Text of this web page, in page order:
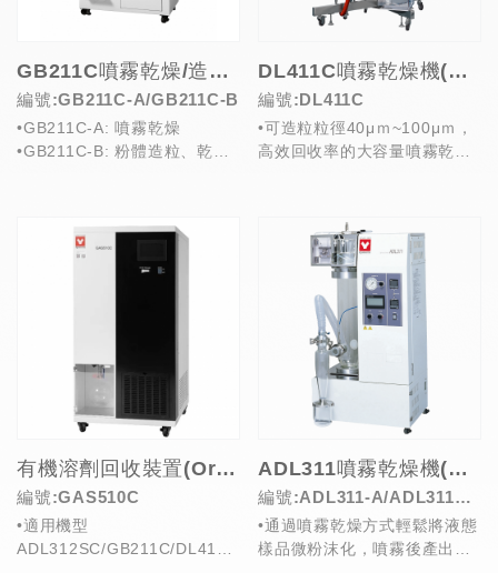
GB211C噴霧乾燥/造粒機(Spray Dryer & Powder Granulating)
編號:GB211C-A/GB211C-B
•GB211C-A: 噴霧乾燥
•GB211C-B: 粉體造粒、乾
DL411C噴霧乾燥機(Spray Dryer)
編號:DL411C
•可造粒粒徑40μｍ~100μｍ，
高效回收率的大容量噴霧乾燥
有機溶劑回收裝置(Organic Solvent Recovery Units)
編號:GAS510C
•適用機型
ADL312SC/GB211C/DL411C
ADL311噴霧乾燥機(Spray Dryer)
編號:ADL311-A/ADL311S-
A
•通過噴霧乾燥方式輕鬆將液態
樣品微粉沫化，噴霧後產出的